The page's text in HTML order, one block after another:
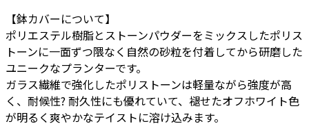
60
個
【鉢カバーについて】
ポリエステル樹脂とストーンパウダーをミックスしたポリス
トーンに一面ずつ隈なく自然の砂粒を付着してから研磨した
ユニークなプランターです。
ガラス繊維で強化したポリストーンは軽量ながら強度が高
く、耐候性? 耐久性にも優れていて、褪せたオフホワイト色
が明るく爽やかなテイストに溶け込みます。